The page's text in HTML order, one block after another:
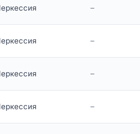
–
–
–
–